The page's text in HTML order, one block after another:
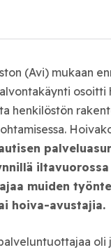
(Avi) mukaan
osoitti
henkilöstön
muiden
hoiva-avustajia.
oli